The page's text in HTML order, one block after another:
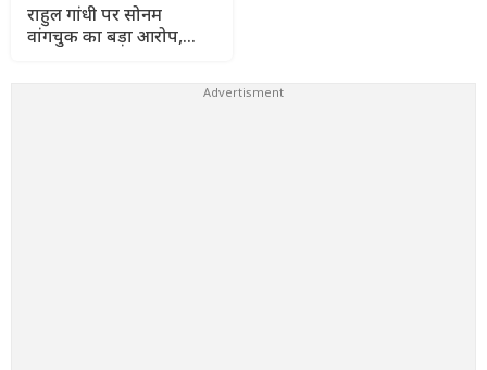
राहुल गांधी पर सोनम
वांगचुक का बड़ा आरोप,